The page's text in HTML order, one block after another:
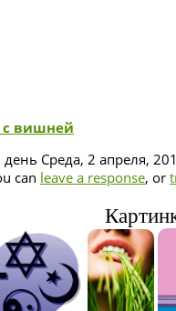
с вишней
Среда, 2 апреля,
can leave a response, or